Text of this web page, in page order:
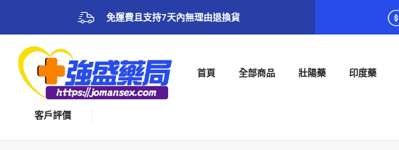
免運費且支持7天內無理由退換貨
首頁 全部商品 壯陽藥 印度藥
客戶評價